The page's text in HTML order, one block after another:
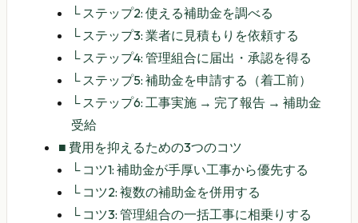
└ ステップ2: 使える補助金を調べる
└ ステップ3: 業者に見積もりを依頼する
└ ステップ4: 管理組合に届出・承認を得る
└ ステップ5: 補助金を申請する（着工前）
└ ステップ6: 工事実施 → 完了報告 → 補助金
受給
■ 費用を抑えるための3つのコツ
└ コツ1: 補助金が手厚い工事から優先する
└ コツ2: 複数の補助金を併用する
└ コツ3: 管理組合の一括工事に相乗りする